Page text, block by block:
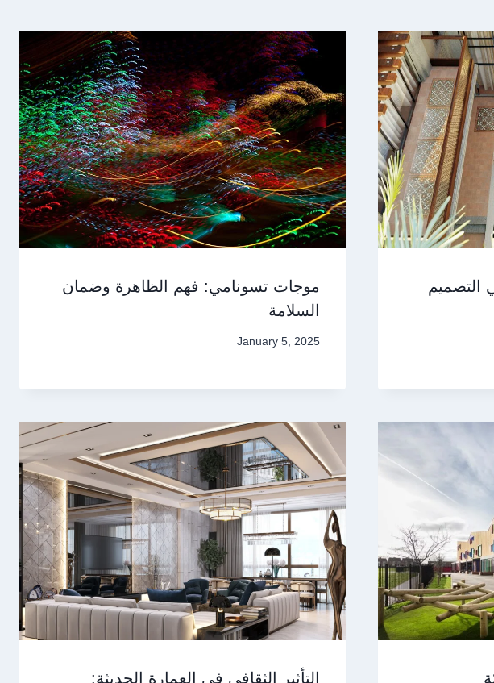
التصميم
موجات تسونامي: فهم الظاهرة وضمان
السلامة
January 5, 2025
التأثير الثقافي في العمارة الحديثة: